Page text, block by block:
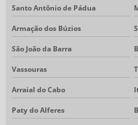
Santo Antônio de Pádua
Armação dos Búzios
São João da Barra
Vassouras
Arraial do Cabo
Paty do Alferes